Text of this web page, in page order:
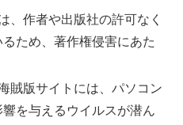
、作者や出版社の許可なく
ため、著作権侵害にあた
賊版サイトには、パソコン
を与えるウイルスが潜ん